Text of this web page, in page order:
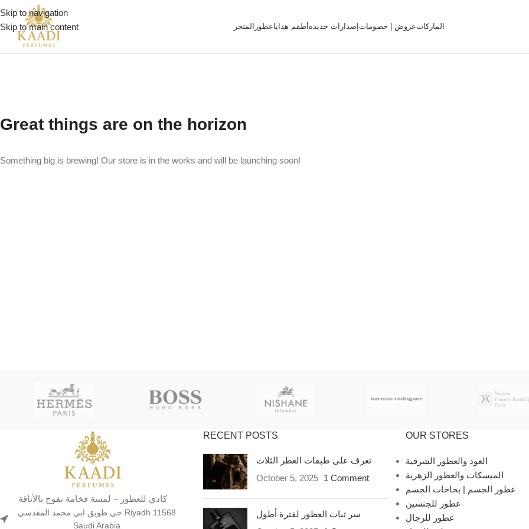
Skip to navigation
Skip to main content
المتجر عطورأطقم هدايا إصدارات جديدة عروض | خصوماتالماركات
Great things are on the horizon
Something big is brewing! Our store is in the works and will be launching soon!
كادي للعطور – لمسة فخامة تفوح بالأناقة
حي طويق ابي محمد المقدسي Riyadh 11568
Saudi Arabia
RECENT POSTS
تعرف على طبقات العطر الثلاث
October 5, 2025
1 Comment
سر ثبات العطور لفترة أطول
OUR STORES
العود والعطور الشرقية
الميسكات والعطور الزهرية
عطور الجسم | بخاخات الجسم
عطور للجنسين
عطور للرجال